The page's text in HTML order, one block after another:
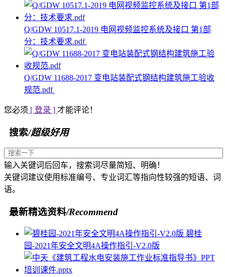
Q/GDW 10517.1-2019 电网视频监控系统及接口 第1部
分：技术要求.pdf
Q/GDW 11688-2017 变电站装配式钢结构建筑施工验收
规范.pdf
您必须 [ 登录 ] 才能评论！
搜索/超级好用
输入关键词后回车，搜索词尽量简短、明确！
关键词建议使用标准编号、专业词汇等指向性较强的短语、词
语。
最新精选资料/Recommend
碧桂
园-2021年安全文明4A操作指引-V2.0版